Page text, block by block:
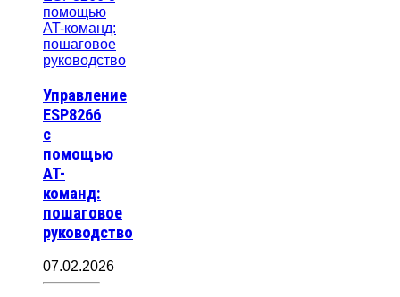
Управление
ESP8266
с
помощью
AT-
команд:
пошаговое
руководство
07.02.2026